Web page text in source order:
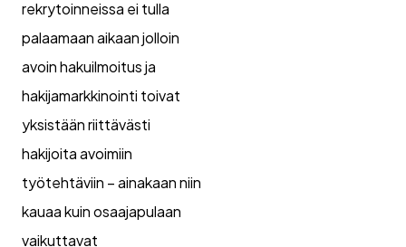
rekrytoinneissa ei tulla
palaamaan aikaan jolloin
avoin hakuilmoitus ja
hakijamarkkinointi toivat
yksistään riittävästi
hakijoita avoimiin
työtehtäviin – ainakaan niin
kauaa kuin osaajapulaan
vaikuttavat